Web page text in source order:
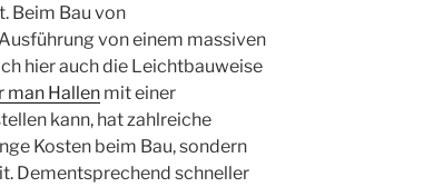
Beim Bau von
von einem massiven
hier auch die Leichtbauweise
man Hallen mit einer
kann, hat zahlreiche
Kosten beim Bau, sondern
Dementsprechend schneller